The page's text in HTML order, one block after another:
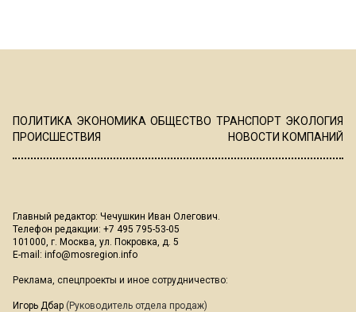
ПОЛИТИКА ЭКОНОМИКА ОБЩЕСТВО ТРАНСПОРТ ЭКОЛОГИЯ
ПРОИСШЕСТВИЯ
НОВОСТИ КОМПАНИЙ
Главный редактор: Чечушкин Иван Олегович.
Телефон редакции: +7 495 795-53-05
101000, г. Москва, ул. Покровка, д. 5
E-mail: info@mosregion.info
Реклама, спецпроекты и иное сотрудничество:
Игорь Дбар (Руководитель отдела продаж)